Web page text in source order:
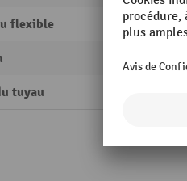
flexible manuel
tuyau